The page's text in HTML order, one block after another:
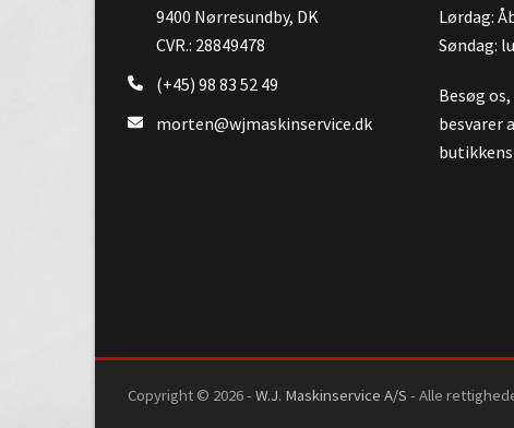
9400 Nørresundby, DK
CVR.: 28849478
(+45) 98 83 52 49
morten@wjmaskinservice.dk
Lørdag:
Søndag:
Besøg
besvarer
Copyright © 2026 - W.J. Maskinservice A/S - Alle